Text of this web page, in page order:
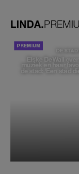
LINDA.
DE STAD
Elske DeWall over
muziek en haar
de stad: 'Een stad